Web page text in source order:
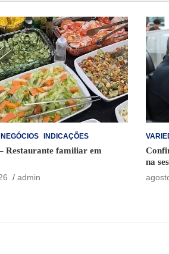
INDICAÇÕES
Restaurante familiar em
admin
na